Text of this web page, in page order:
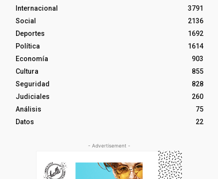
Internacional
3791
Social
2136
Deportes
1692
Política
1614
Economía
903
Cultura
855
Seguridad
828
Judiciales
260
Análisis
75
Datos
22
- Advertisement -